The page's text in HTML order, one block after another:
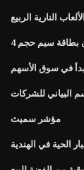
النارية الربيع
في سوق الأسهم
مؤشر سميث
الحية في الهندية